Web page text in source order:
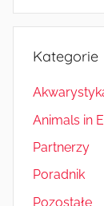
Kategorie
Animals in
Partnerzy
Poradnik
Pozostałe